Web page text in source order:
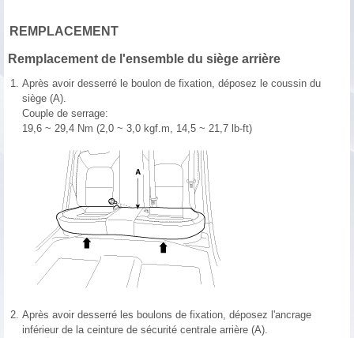
REMPLACEMENT
Remplacement de l'ensemble du siège arrière
1. Après avoir desserré le boulon de fixation, déposez le coussin du
siège (A).
Couple de serrage:
19,6 ~ 29,4 Nm (2,0 ~ 3,0 kgf.m, 14,5 ~ 21,7 lb-ft)
2. Après avoir desserré les boulons de fixation, déposez l'ancrage
inférieur de la ceinture de sécurité centrale arrière (A).